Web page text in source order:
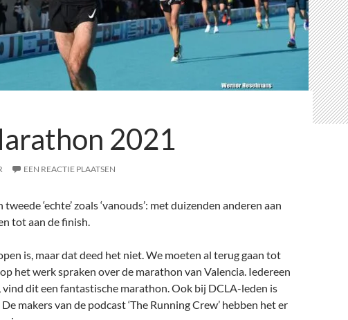
2021
EEN REACTIE PLAATSEN
‘echte’ zoals ‘vanouds’: met duizenden anderen aan
tot aan de finish.
is, maar dat deed het niet. We moeten al terug gaan tot
het werk spraken over de marathon van Valencia. Iedereen
dit een fantastische marathon. Ook bij DCLA-leden is
makers van de podcast ‘The Running Crew’ hebben het er